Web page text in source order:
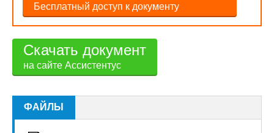
Бесплатный доступ к документу
Скачать документ
на сайте Ассистентус
ФАЙЛЫ